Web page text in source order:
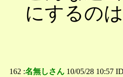
にするの
162 :名無しさん 10/05/28 10:57